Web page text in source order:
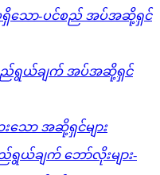
ရှိသော-ပင်စည် အပ်အဆို့ရှင်
ည်ရွယ်ချက် အပ်အဆို့ရှင်
ော အဆို့ရှင်များ
ယ်ချက် ဘော်လိုးများ-